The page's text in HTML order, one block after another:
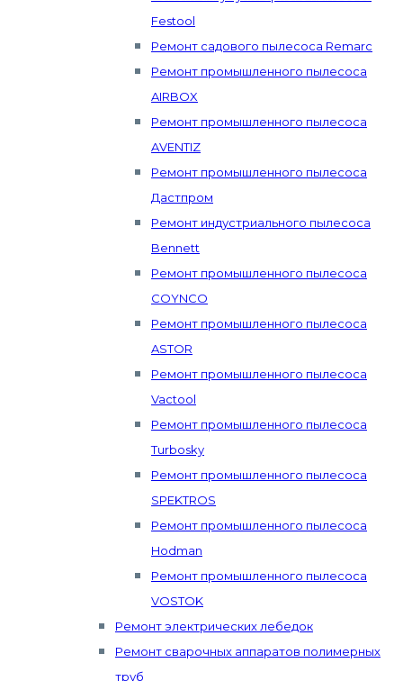
Festool
Ремонт садового пылесоса Remarc
Ремонт промышленного пылесоса
AIRBOX
Ремонт промышленного пылесоса
AVENTIZ
Ремонт промышленного пылесоса
Дастпром
Ремонт индустриального пылесоса
Bennett
Ремонт промышленного пылесоса
COYNCO
Ремонт промышленного пылесоса
ASTOR
Ремонт промышленного пылесоса
Vactool
Ремонт промышленного пылесоса
Turbosky
Ремонт промышленного пылесоса
SPEKTROS
Ремонт промышленного пылесоса
Hodman
Ремонт промышленного пылесоса
VOSTOK
Ремонт электрических лебедок
Ремонт сварочных аппаратов полимерных
труб